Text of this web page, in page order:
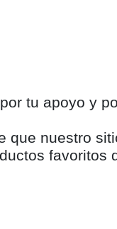
por tu apoyo y
que nuestro
favoritos